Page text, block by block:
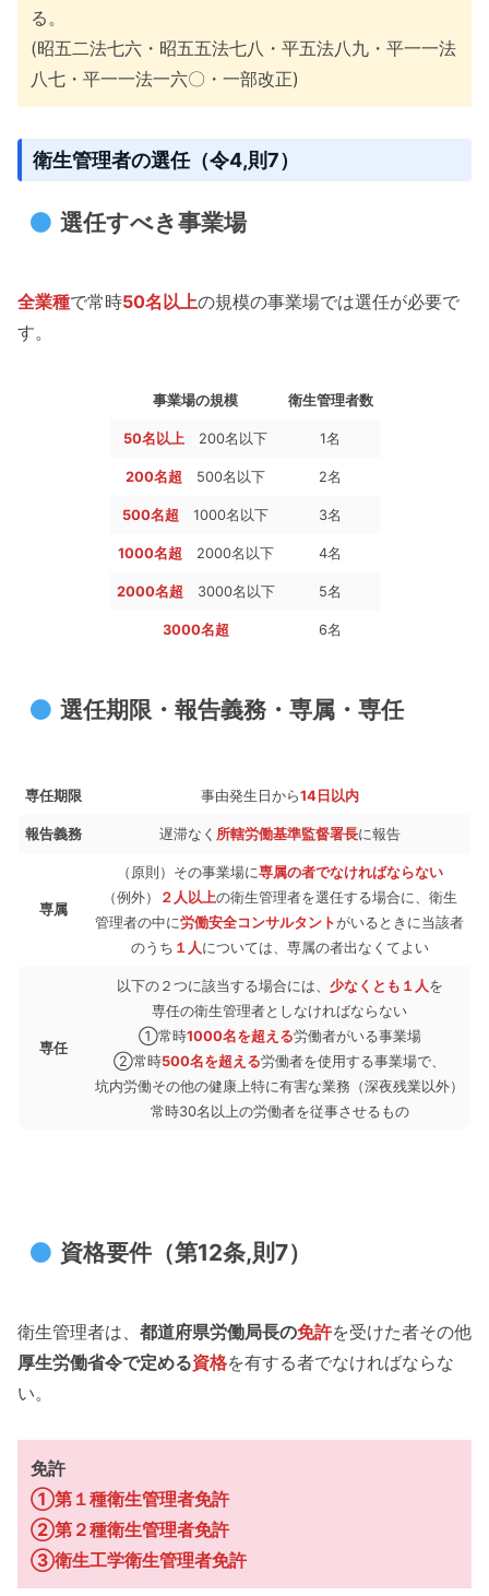
る。
(昭五二法七六・昭五五法七八・平五法八九・平一一法
八七・平一一法一六〇・一部改正)
衛生管理者の選任（令4,則7）
選任すべき事業場
全業種で常時50名以上の規模の事業場では選任が必要で
す。
事業場の規模 衛生管理者数
50名以上 200名以下 1名
200名超 500名以下 2名
500名超 1000名以下 3名
1000名超 2000名以下 4名
2000名超 3000名以下 5名
3000名超 6名
選任期限・報告義務・専属・専任
専任期限 事由発生日から14日以内
報告義務 遅滞なく 所轄労働基準監督署長に報告
専属
（原則）その事業場に専属の者でなければならない
（例外）
２人以上の衛生管理者を選任する場合に、衛生
管理者の中に労働安全コンサルタントがいるときに当該者
のうち １人 については、専属の者出なくてよい
専任
以下の２つに該当する場合には、 少なくとも１人 を
専任の衛生管理者としなければならない
①常時1000名を超える労働者がいる事業場
②常時500名を超える労働者を使用する事業場で、
坑内労働その他の健康上特に有害な業務（深夜残業以外）
常時30名以上の労働者を従事させるもの
資格要件（第12条,則7）
衛生管理者は、 都道府県労働局長の免許を受けた者その他
厚生労働省令で定める資格を有する者でなければならな
い。
免許
①第１種衛生管理者免許
②第２種衛生管理者免許
③衛生工学衛生管理者免許